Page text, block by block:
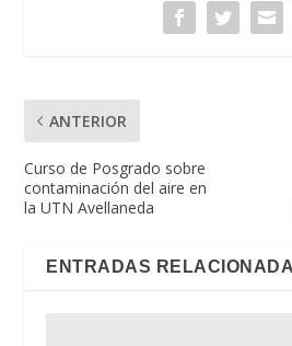
ANTERIOR
Curso de Posgrado sobre
contaminación del aire en
la UTN Avellaneda
ENTRADAS